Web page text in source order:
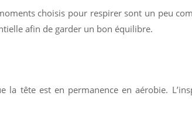
choisis pour respirer sont un peu
afin de garder un bon équilibre.
tête est en permanence en aérobie.